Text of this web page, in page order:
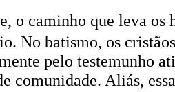
o caminho que leva os
No batismo, os
pelo testemunho
comunidade. Aliás,